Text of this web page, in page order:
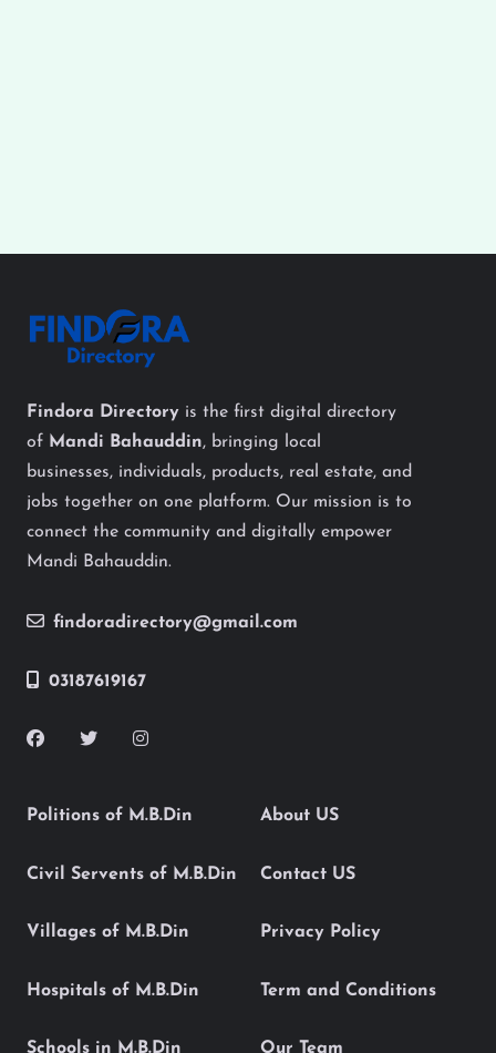
Findora Directory is the first digital directory
of Mandi Bahauddin, bringing local
businesses, individuals, products, real estate, and
jobs together on one platform. Our mission is to
connect the community and digitally empower
Mandi Bahauddin.
findoradirectory@gmail.com
03187619167
Politions of M.B.Din
Civil Servents of M.B.Din
Villages of M.B.Din
Hospitals of M.B.Din
Schools in M.B.Din
About US
Contact US
Privacy Policy
Term and Conditions
Our Team